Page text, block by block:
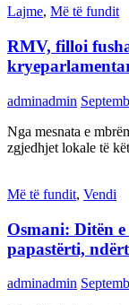
Lajme, Më të fundit
RMV, filloi
adminadmin
Nga mesnata e
zgjedhjet lokale të
Më të fundit, Vendi
Osmani: Ditën
papastërti,
adminadmin